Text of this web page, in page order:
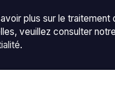
plus sur le
veuillez consulter notre
.